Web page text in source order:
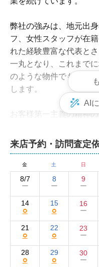
来店予約・訪問査定
金 土 日
8/7
ー
8
ー
9
ー
14
○
15
○
16
ー
21
○
22
○
23
ー
28
○
29
○
30
ー
弊社の強みは、地元出
フ、女性スタッフが在
れた経験豊富な代表と
一丸となり、これまで
のような物件でもお断
します。
お客様第一主義の精神
周辺の不動産のことな
相談ください。
アクネス不動産の
弊社では、多種多様な
ます。
物件情報は、自社ホー
イトのSUUMO、at
集客。知名度の高いサ
効率よく情報を訴求す
AI